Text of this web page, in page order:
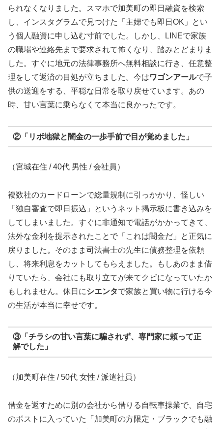
られなくなりました。スマホで加美町の即日融資を検索
し、インスタグラムで見つけた「主婦でも即日OK」とい
う個人融資に申し込む寸前でした。しかし、LINEで家族
の職場や連絡先まで要求されて怖くなり、踏みとどまりま
した。すぐに地元の法律事務所へ無料相談に行き、任意整
理をして返済の目処が立ちました。今はワゴンアールで子
供の送迎をする、平穏な日常を取り戻せています。あの
時、甘い言葉に乗らなくて本当に良かったです。
②「リボ地獄と闇金の一歩手前で目が覚めました」
（宮城在住 / 40代 男性 / 会社員）
複数社のカードローンで総量規制に引っかかり、怪しい
「独自審査で即日振込」というネット掲示板に書き込みを
してしまいました。すぐに非通知で電話がかかってきて、
法外な金利を提示されたことで「これは闇金だ」と正気に
戻りました。そのまま司法書士の先生に債務整理を依頼
し、将来利息をカットしてもらえました。もしあのまま借
りていたら、会社にも取り立てが来てクビになっていたか
もしれません。休日にシエンタで家族と買い物に行ける今
の生活が本当に幸せです。
③「チラシの甘い言葉に騙されず、専門家に頼って正
解でした」
（加美町在住 / 50代 女性 / 派遣社員）
借金を返すために別の会社から借りる自転車操業で、自宅
のポストに入っていた「加美町の方限定・ブラックでも融